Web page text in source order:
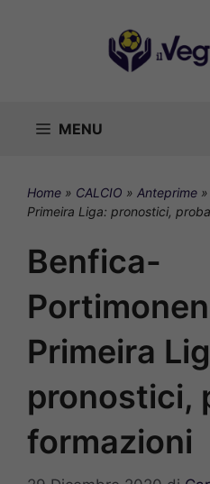
MENU
Home » CALCIO » Anteprime »
Primeira Liga: pronostici,
Benfica-
Primeira
pronostici,
formazioni